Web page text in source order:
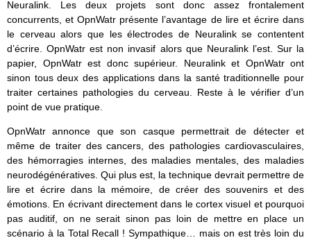
Neuralink. Les deux projets sont donc assez frontalement
concurrents, et OpnWatr présente l’avantage de lire et écrire dans
le cerveau alors que les électrodes de Neuralink se contentent
d’écrire. OpnWatr est non invasif alors que Neuralink l’est. Sur la
papier, OpnWatr est donc supérieur. Neuralink et OpnWatr ont
sinon tous deux des applications dans la santé traditionnelle pour
traiter certaines pathologies du cerveau. Reste à le vérifier d’un
point de vue pratique.
OpnWatr annonce que son casque permettrait de détecter et
même de traiter des cancers, des pathologies cardiovasculaires,
des hémorragies internes, des maladies mentales, des maladies
neurodégénératives. Qui plus est, la technique devrait permettre de
lire et écrire dans la mémoire, de créer des souvenirs et des
émotions. En écrivant directement dans le cortex visuel et pourquoi
pas auditif, on ne serait sinon pas loin de mettre en place un
scénario à la Total Recall ! Sympathique… mais on est très loin du